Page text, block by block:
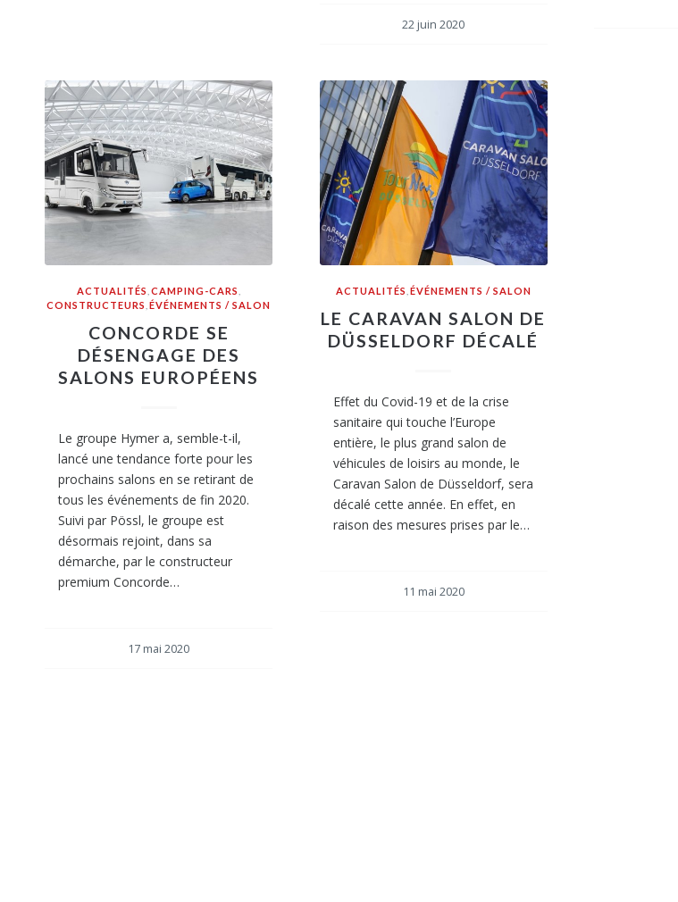
22 juin 2020
ACTUALITÉS ,CAMPING-CARS
CONSTRUCTEURS ,ÉVÉNEMENTS / SALON
CONCORDE SE
DÉSENGAGE DES
SALONS EUROPÉENS
Le groupe Hymer a, semble-t-il,
lancé une tendance forte pour les
prochains salons en se retirant de
tous les événements de fin 2020.
Suivi par Pössl, le groupe est
désormais rejoint, dans sa
démarche, par le constructeur
premium Concorde…
17 mai 2020
ACTUALITÉS ÉVÉNEMENTS / SALON
LE CARAVAN SALON DE
DÜSSELDORF DÉCALÉ
Effet du Covid-19 et de la crise
sanitaire qui touche l’Europe
entière, le plus grand salon de
véhicules de loisirs au monde, le
Caravan Salon de Düsseldorf, sera
décalé cette année. En effet, en
raison des mesures prises par le…
11 mai 2020